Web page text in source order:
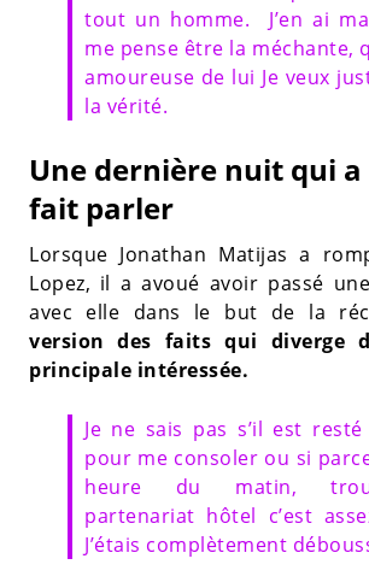
tout un homme. J’en ai
me pense être la méchante,
amoureuse de lui Je veux
la vérité.
Une dernière nuit qui
fait parler
Lorsque Jonathan Matijas a
Lopez, il a avoué avoir passé
avec elle dans le but de la
version des faits qui diverge
principale intéressée.
Je ne sais pas s’il est
pour me consoler ou si
heure du matin,
partenariat hôtel c’est
J’étais complètement